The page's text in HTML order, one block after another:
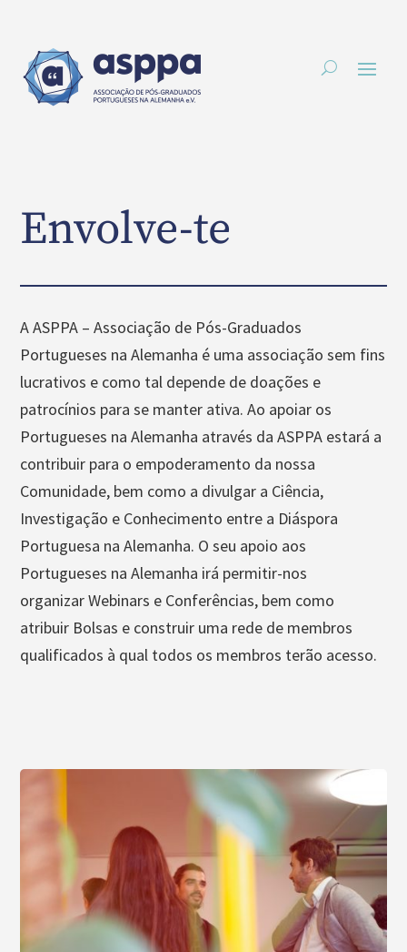
Envolve-te
A ASPPA – Associação de Pós-Graduados
Portugueses na Alemanha é uma associação sem fins
lucrativos e como tal depende de doações e
patrocínios para se manter ativa. Ao apoiar os
Portugueses na Alemanha através da ASPPA estará a
contribuir para o empoderamento da nossa
Comunidade, bem como a divulgar a Ciência,
Investigação e Conhecimento entre a Diáspora
Portuguesa na Alemanha. O seu apoio aos
Portugueses na Alemanha irá permitir-nos
organizar Webinars e Conferências, bem como
atribuir Bolsas e construir uma rede de membros
qualificados à qual todos os membros terão acesso.